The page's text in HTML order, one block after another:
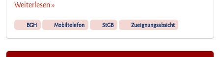
Weiterlesen »
BGH Mobiltelefon StGB Zueignungsabsicht